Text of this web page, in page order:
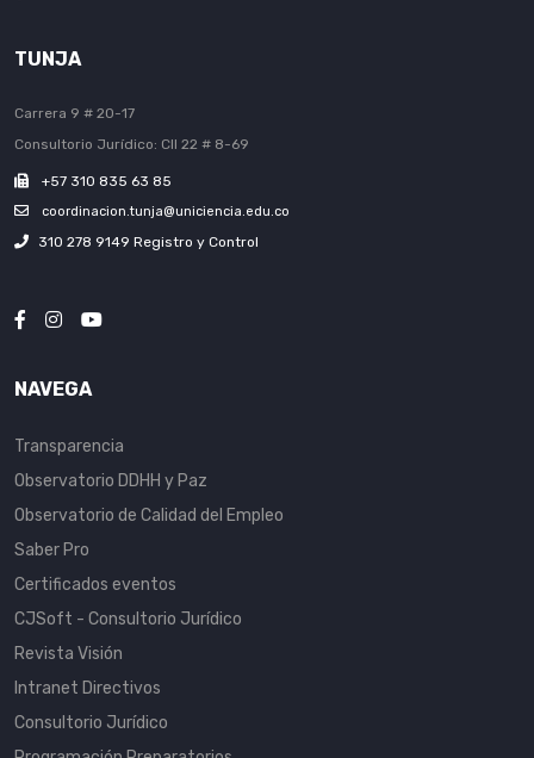
TUNJA
Carrera 9 # 20-17
Consultorio Jurídico: Cll 22 # 8-69
+57 310 835 63 85
coordinacion.tunja@uniciencia.edu.co
310 278 9149 Registro y Control
NAVEGA
Transparencia
Observatorio DDHH y Paz
Observatorio de Calidad del Empleo
Saber Pro
Certificados eventos
CJSoft - Consultorio Jurídico
Revista Visión
Intranet Directivos
Consultorio Jurídico